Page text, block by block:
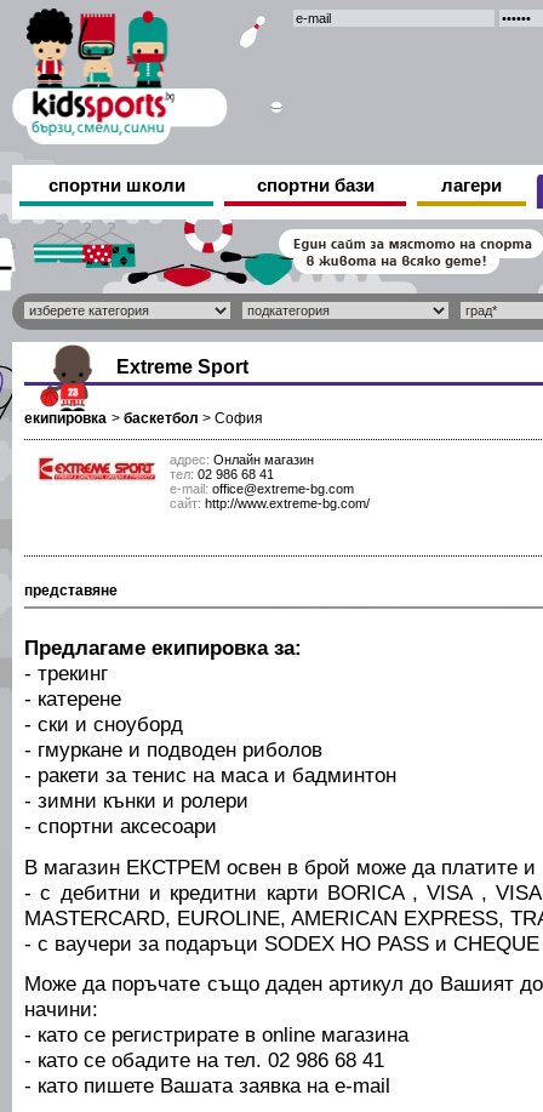
спортни школи спортни бази лагери
Еxtreme Sport
екипировка > баскетбол > София
адрес: Онлайн магазин
тел: 02 986 68 41
е-mail: office@extreme-bg.com
сайт: http://www.extreme-bg.com/
представяне
Предлагаме екипировка за:
- трекинг
- катерене
- ски и сноуборд
- гмуркане и подводен риболов
- ракети за тенис на маса и бадминтон
- зимни кънки и ролери
- спортни аксесоари
В магазин ЕКСТРЕМ освен в брой може да платите и
- с дебитни и кредитни карти BORICA , VISA ,
MASTERCARD, EUROLINE, AMERICAN EXPRESS,
- с ваучери за подаръци SODEX HO PASS и
Може да поръчате също даден артикул до Вашият
начини:
- като се регистрирате в online магазина
- като се обадите на тел. 02 986 68 41
- като пишете Вашата заявка на e-mail